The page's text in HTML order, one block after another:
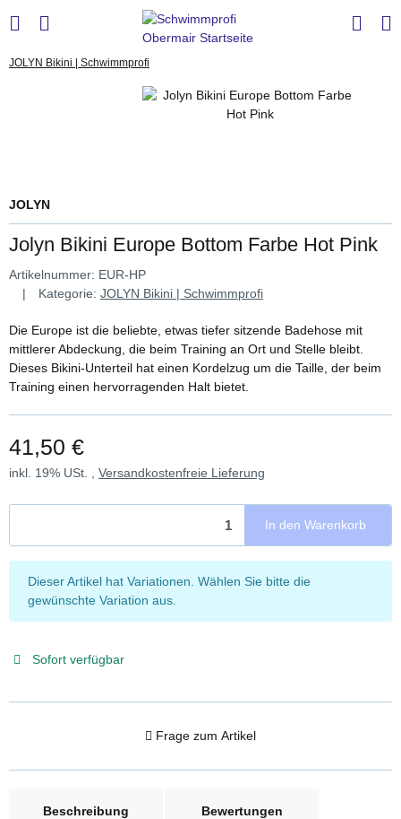
JOLYN Bikini | Schwimmprofi
JOLYN
Jolyn Bikini Europe Bottom Farbe Hot Pink
Artikelnummer: EUR-HP
Kategorie: JOLYN Bikini | Schwimmprofi
Die Europe ist die beliebte, etwas tiefer sitzende Badehose mit
mittlerer Abdeckung, die beim Training an Ort und Stelle bleibt.
Dieses Bikini-Unterteil hat einen Kordelzug um die Taille, der beim
Training einen hervorragenden Halt bietet.
41,50 €
inkl. 19% USt. , Versandkostenfreie Lieferung
In den Warenkorb
x
Dieser Artikel hat Variationen. Wählen Sie bitte die
gewünschte Variation aus.
Sofort verfügbar
Frage zum Artikel
Beschreibung
Bewertungen